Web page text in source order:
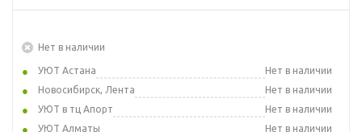
Нет в наличии
УЮТ Астана
Нет в наличии
Новосибирск, Лента
Нет в наличии
УЮТ в тц Апорт
Нет в наличии
УЮТ Алматы
Нет в наличии